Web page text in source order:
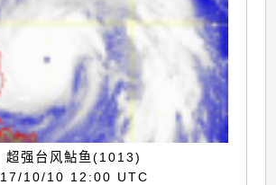
超强台风鮎鱼(1013)
17/10/10 12:00 UTC